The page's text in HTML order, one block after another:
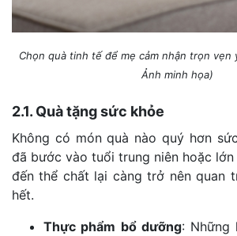
Chọn quà tinh tế để mẹ cảm nhận trọn vẹn
Ảnh minh họa)
2.1. Quà tặng sức khỏe
Không có món quà nào quý hơn
đã bước vào tuổi trung niên hoặc
đến thể chất lại càng trở nên quan
hết.
Thực phẩm bổ dưỡng: Những